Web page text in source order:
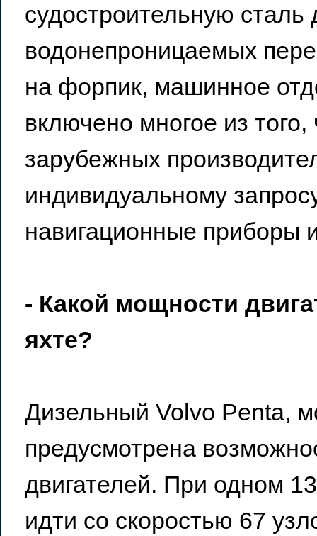
судостроительную
водонепроницаемых
на форпик, машинное
включено многое из
зарубежных
индивидуальному
навигационные приборы
- Какой мощности
яхте?
Дизельный Volvo Penta,
предусмотрена
двигателей. При одном
идти со скоростью 67